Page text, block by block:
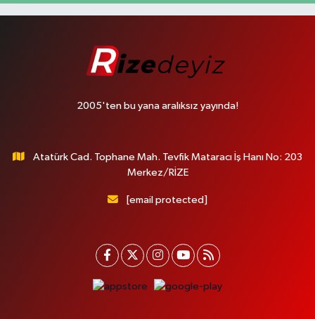
2005'ten bu yana aralıksız yayında!
Atatürk Cad. Tophane Mah. Tevfik Mataracı İş Hanı No: 203
Merkez/RİZE
[email protected]